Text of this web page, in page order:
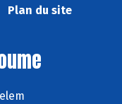
Plan du site